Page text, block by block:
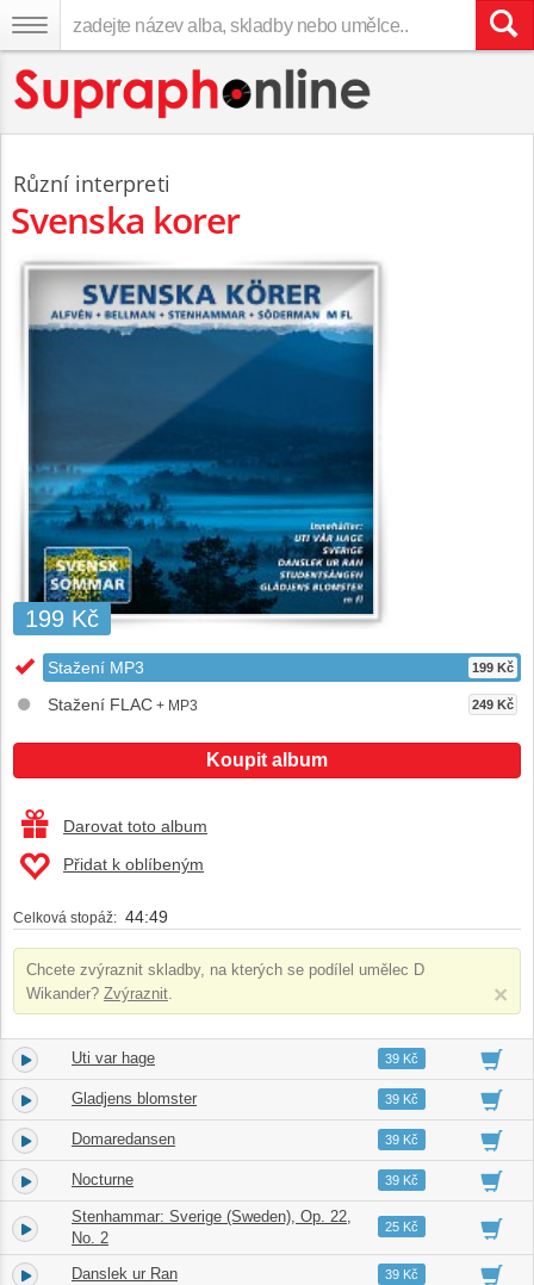
Různí interpreti
Svenska korer
199 Kč
Stažení MP3 199 Kč
Stažení FLAC + MP3 249 Kč
Koupit album
Darovat toto album
Přidat k oblíbeným
Celková stopáž: 44:49
Chcete zvýraznit skladby, na kterých se podílel umělec D
Wikander? Zvýraznit ×
1. Uti var hage 02:0039 Kč
2. Gladjens blomster 01:3539 Kč
3. Domaredansen 01:5639 Kč
4. Nocturne 03:1239 Kč
5.
Stenhammar: Sverige (Sweden), Op. 22,
No. 2
02:3325 Kč
6. Danslek ur Ran 02:4539 Kč